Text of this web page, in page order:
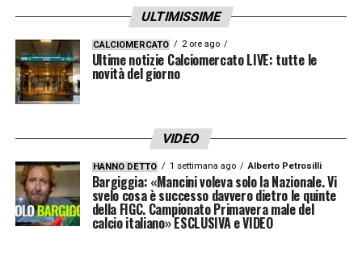
ULTIMISSIME
CALCIOMERCATO 2 ore ago
Ultime notizie Calciomercato LIVE: tutte le
novità del giorno
VIDEO
HANNO DETTO 1 settimana ago Alberto Petrosilli
Bargiggia: «Mancini voleva solo la Nazionale. Vi
svelo cosa è successo davvero dietro le quinte
della FIGC. Campionato Primavera male del
calcio italiano» ESCLUSIVA e VIDEO